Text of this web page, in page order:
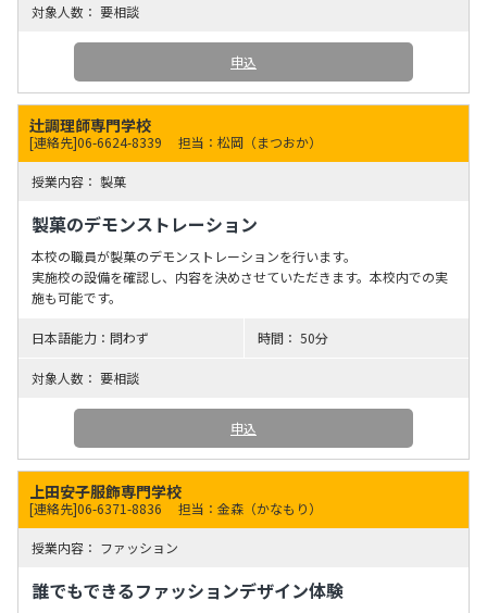
要相談
申込
辻調理師専門学校
[連絡先]06-6624-8339 担当：松岡（まつおか）
製菓
製菓のデモンストレーション
本校の職員が製菓のデモンストレーションを行います。
実施校の設備を確認し、内容を決めさせていただきます。本校内での実
施も可能です。
問わず 50分
要相談
申込
上田安子服飾専門学校
[連絡先]06-6371-8836 担当：金森（かなもり）
ファッション
誰でもできるファッションデザイン体験